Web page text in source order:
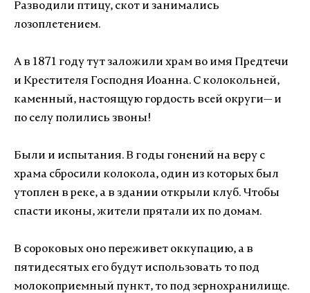
Разводили птицу, скот и занимались
лозоплетением.
А в 1871 году тут заложили храм во имя Предтечи
и Крестителя Господня Иоанна. С колокольней,
каменный, настоящую гордость всей округи— и
по селу полились звоны!
Были и испытания. В годы гонений на веру с
храма сбросили колокола, один из которых был
утоплен в реке, а в здании открыли клуб. Чтобы
спасти иконы, жители прятали их по домам.
В сороковых оно переживет оккупацию, а в
пятидесятых его будут использовать то под
молокоприемный пункт, то под зернохранилище.